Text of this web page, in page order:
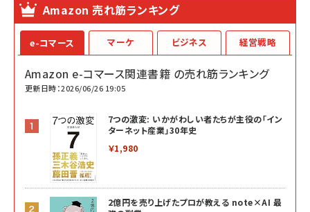
Amazon 売れ筋ランキング
e-コマース
Amazon e-コマース関連書籍 の売れ筋ランキング
更新日時：2026/06/26 19:05
7つの激変: いかがわしい者たちが主役の「イン
ターネット産業」30年史
￥1,980
2億円を売り上げたプロが教える note×AI 最
マーケ ビジネス 経営戦略